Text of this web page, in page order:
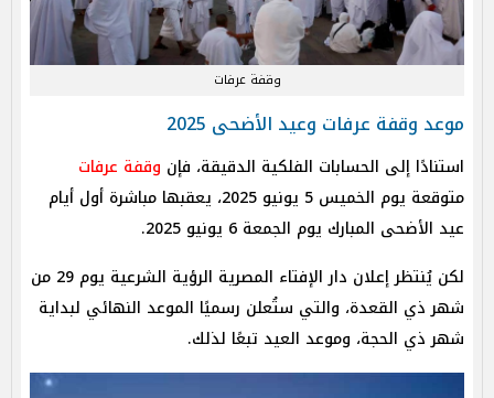
وقفة عرفات
موعد وقفة عرفات وعيد الأضحى 2025
استنادًا إلى الحسابات الفلكية الدقيقة، فإن وقفة عرفات
متوقعة يوم الخميس 5 يونيو 2025، يعقبها مباشرة أول أيام
عيد الأضحى المبارك يوم الجمعة 6 يونيو 2025.
لكن يُنتظر إعلان دار الإفتاء المصرية الرؤية الشرعية يوم 29 من
شهر ذي القعدة، والتي ستُعلن رسميًا الموعد النهائي لبداية
شهر ذي الحجة، وموعد العيد تبعًا لذلك.